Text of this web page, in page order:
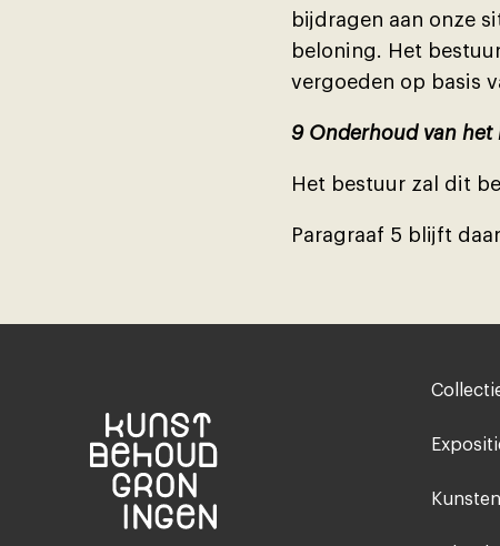
bĳdragen aan onze
beloning. Het
vergoeden op basis
9 Onderhoud van het
Het bestuur zal dit
Paragraaf 5 blĳft
Footer-